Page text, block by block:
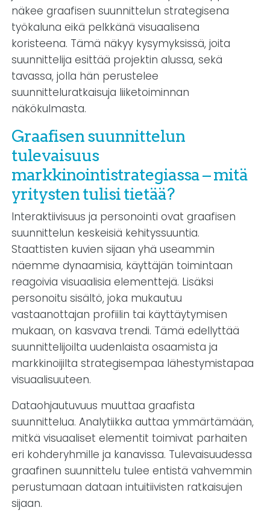
näkee graafisen suunnittelun strategisena
työkaluna eikä pelkkänä visuaalisena
koristeena. Tämä näkyy kysymyksissä, joita
suunnittelija esittää projektin alussa, sekä
tavassa, jolla hän perustelee
suunnitteluratkaisuja liiketoiminnan
näkökulmasta.
Graafisen suunnittelun
tulevaisuus
markkinointistrategiassa – mitä
yritysten tulisi tietää?
Interaktiivisuus ja personointi ovat graafisen
suunnittelun keskeisiä kehityssuuntia.
Staattisten kuvien sijaan yhä useammin
näemme dynaamisia, käyttäjän toimintaan
reagoivia visuaalisia elementtejä. Lisäksi
personoitu sisältö, joka mukautuu
vastaanottajan profiilin tai käyttäytymisen
mukaan, on kasvava trendi. Tämä edellyttää
suunnittelijoilta uudenlaista osaamista ja
markkinoijilta strategisempaa lähestymistapaa
visuaalisuuteen.
Dataohjautuvuus muuttaa graafista
suunnittelua. Analytiikka auttaa ymmärtämään,
mitkä visuaaliset elementit toimivat parhaiten
eri kohderyhmille ja kanavissa. Tulevaisuudessa
graafinen suunnittelu tulee entistä vahvemmin
perustumaan dataan intuitiivisten ratkaisujen
sijaan.